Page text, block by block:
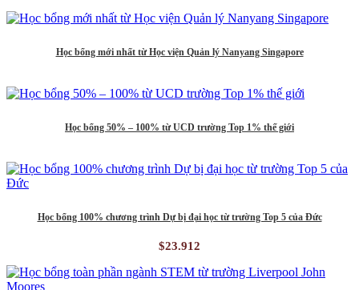
Học bổng mới nhất từ Học viện Quản lý Nanyang Singapore
Học bổng 50% – 100% từ UCD trường Top 1% thế giới
Học bổng 100% chương trình Dự bị đại học từ trường Top 5 của Đức
$23.912